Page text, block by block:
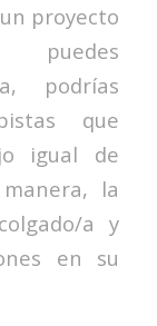
proyecto
podrías
que
igual de
la
a y
en su